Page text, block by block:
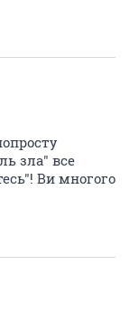
зла" все
Ви многого